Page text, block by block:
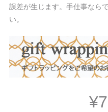
誤差が生じます。手仕事なら
い。